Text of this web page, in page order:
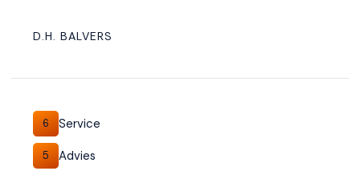
D.H. BALVERS
6 Service
5 Advies